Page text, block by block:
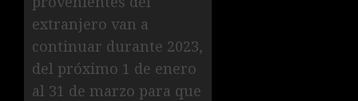
extranjero van a
continuar durante 2023,
del próximo 1 de enero
al 31 de marzo para que